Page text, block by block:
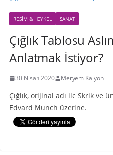
RESIM & HEYKEL SANAT
Çığlık Tablosu
Anlatmak İstiyor?
30 Nisan 2020 Meryem Kalyon
Çığlık, orijinal adı ile Skrik ve
Edvard Munch üzerine.